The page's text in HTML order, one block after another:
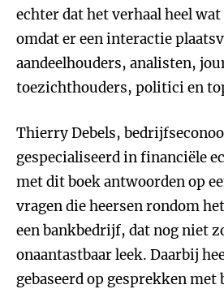
echter dat het verhaal heel
omdat er een interactie
aandeelhouders, analisten,
toezichthouders, politici en
Thierry Debels,
gespecialiseerd in financiële
met dit boek antwoorden op
vragen die heersen rondom
een bankbedrijf, dat nog niet
onaantastbaar leek. Daarbij
gebaseerd op gesprekken